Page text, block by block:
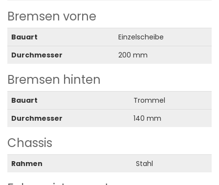
Bremsen vorne
Bauart
Einzelscheibe
Durchmesser
200 mm
Bremsen hinten
Bauart
Trommel
Durchmesser
140 mm
Chassis
Rahmen Stahl